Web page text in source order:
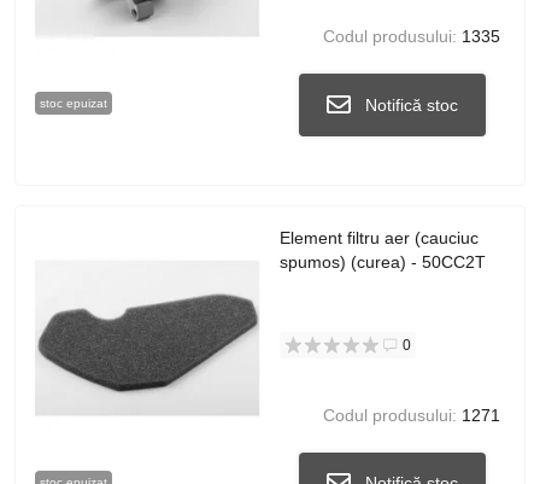
stoc epuizat
Codul produsului: 1335
Notifică stoc
Element filtru aer (cauciuc
spumos) (curea) - 50CC2T
0
Codul produsului: 1271